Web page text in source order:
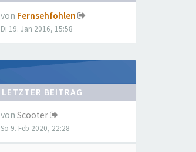
von Fernsehfohlen
Di 19. Jan 2016, 15:58
LETZTER BEITRAG
von Scooter
So 9. Feb 2020, 22:28